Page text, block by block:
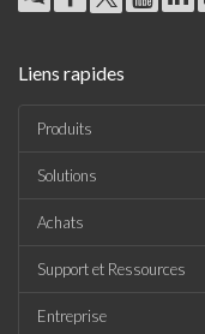
Liens rapides
Produits
Solutions
Achats
Support et Ressources
Entreprise